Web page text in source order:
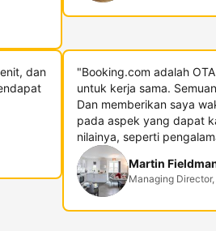
dan
"Booking.com adalah
untuk kerja sama.
Dan memberikan saya
pada aspek yang dapat
nilainya, seperti
Martin
Managing